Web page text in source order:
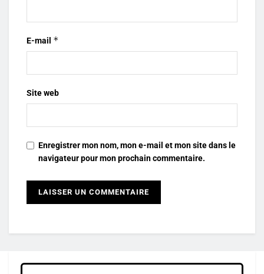
E-mail *
Site web
Enregistrer mon nom, mon e-mail et mon site dans le
navigateur pour mon prochain commentaire.